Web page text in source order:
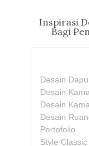
Inspirasi
Bagi
Desain
Desain
Desain
Desain
Portofolio
Style Classic